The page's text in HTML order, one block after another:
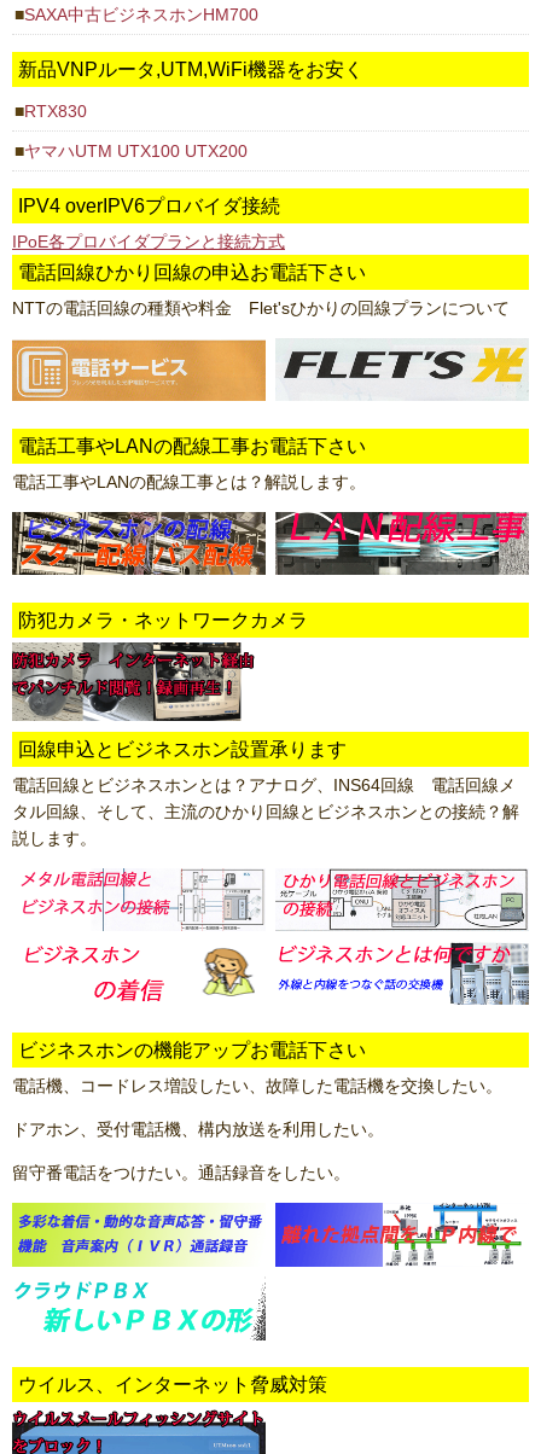
SAXA中古ビジネスホンHM700
新品VNPルータ,UTM,WiFi機器をお安く
RTX830
ヤマハUTM UTX100 UTX200
IPV4 overIPV6プロバイダ接続
IPoE各プロバイダプランと接続方式
電話回線ひかり回線の申込お電話下さい
NTTの電話回線の種類や料金 Flet'sひかりの回線プランについて
電話工事やLANの配線工事お電話下さい
電話工事やLANの配線工事とは？解説します。
防犯カメラ・ネットワークカメラ
回線申込とビジネスホン設置承ります
電話回線とビジネスホンとは？アナログ、INS64回線 電話回線メ
タル回線、そして、主流のひかり回線とビジネスホンとの接続？解
説します。
ビジネスホンの機能アップお電話下さい
電話機、コードレス増設したい、故障した電話機を交換したい。
ドアホン、受付電話機、構内放送を利用したい。
留守番電話をつけたい。通話録音をしたい。
ウイルス、インターネット脅威対策